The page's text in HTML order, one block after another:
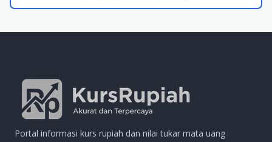
Portal informasi kurs rupiah dan nilai tukar mata uang